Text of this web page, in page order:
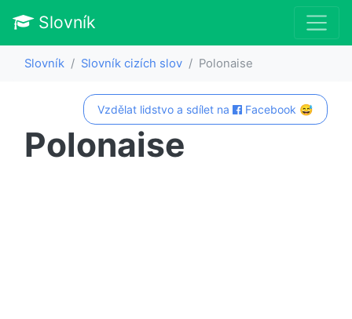
Slovník
Slovník Slovník cizích slov Polonaise
Vzdělat lidstvo a sdílet na Facebook 😅
Polonaise